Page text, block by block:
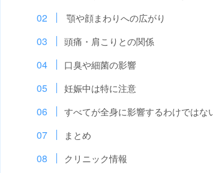
顎や顔まわりへの広がり
頭痛・肩こりとの関係
口臭や細菌の影響
妊娠中は特に注意
すべてが全身に影響するわけではな
まとめ
クリニック情報